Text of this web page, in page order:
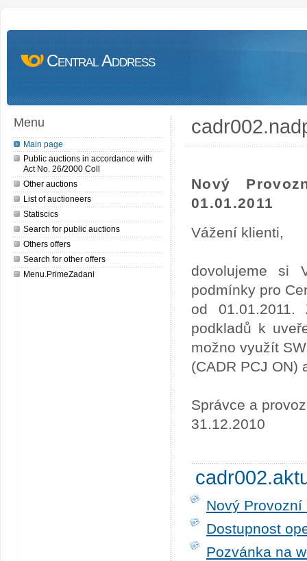
Central Address
Menu
Main page
Public auctions in accordance with
Act No. 26/2000 Coll
Other auctions
List of auctioneers
Statiscics
Search for public auctions
Others offers
Search for other offers
Menu.PrimeZadani
Nový
01.01.2011
Vážení klienti,
dovolujeme si
podmínky pro
od 01.01.2011.
podkladů k
možno využít
(CADR PCJ ON)
Správce a
31.12.2010
Nový
Dostupnost
Pozvánka na